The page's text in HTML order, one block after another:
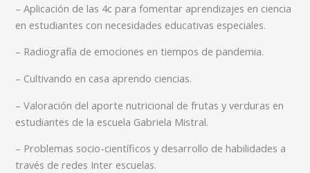
– Aplicación de las 4c para fomentar aprendizajes en ciencia
en estudiantes con necesidades educativas especiales.
– Radiografía de emociones en tiempos de pandemia.
– Cultivando en casa aprendo ciencias.
– Valoración del aporte nutricional de frutas y verduras en
estudiantes de la escuela Gabriela Mistral.
– Problemas socio-científicos y desarrollo de habilidades a
través de redes Inter escuelas.